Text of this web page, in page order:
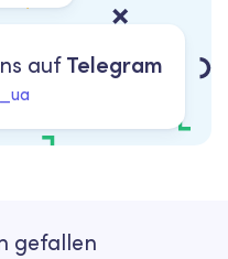
aufTelegram
gefallen